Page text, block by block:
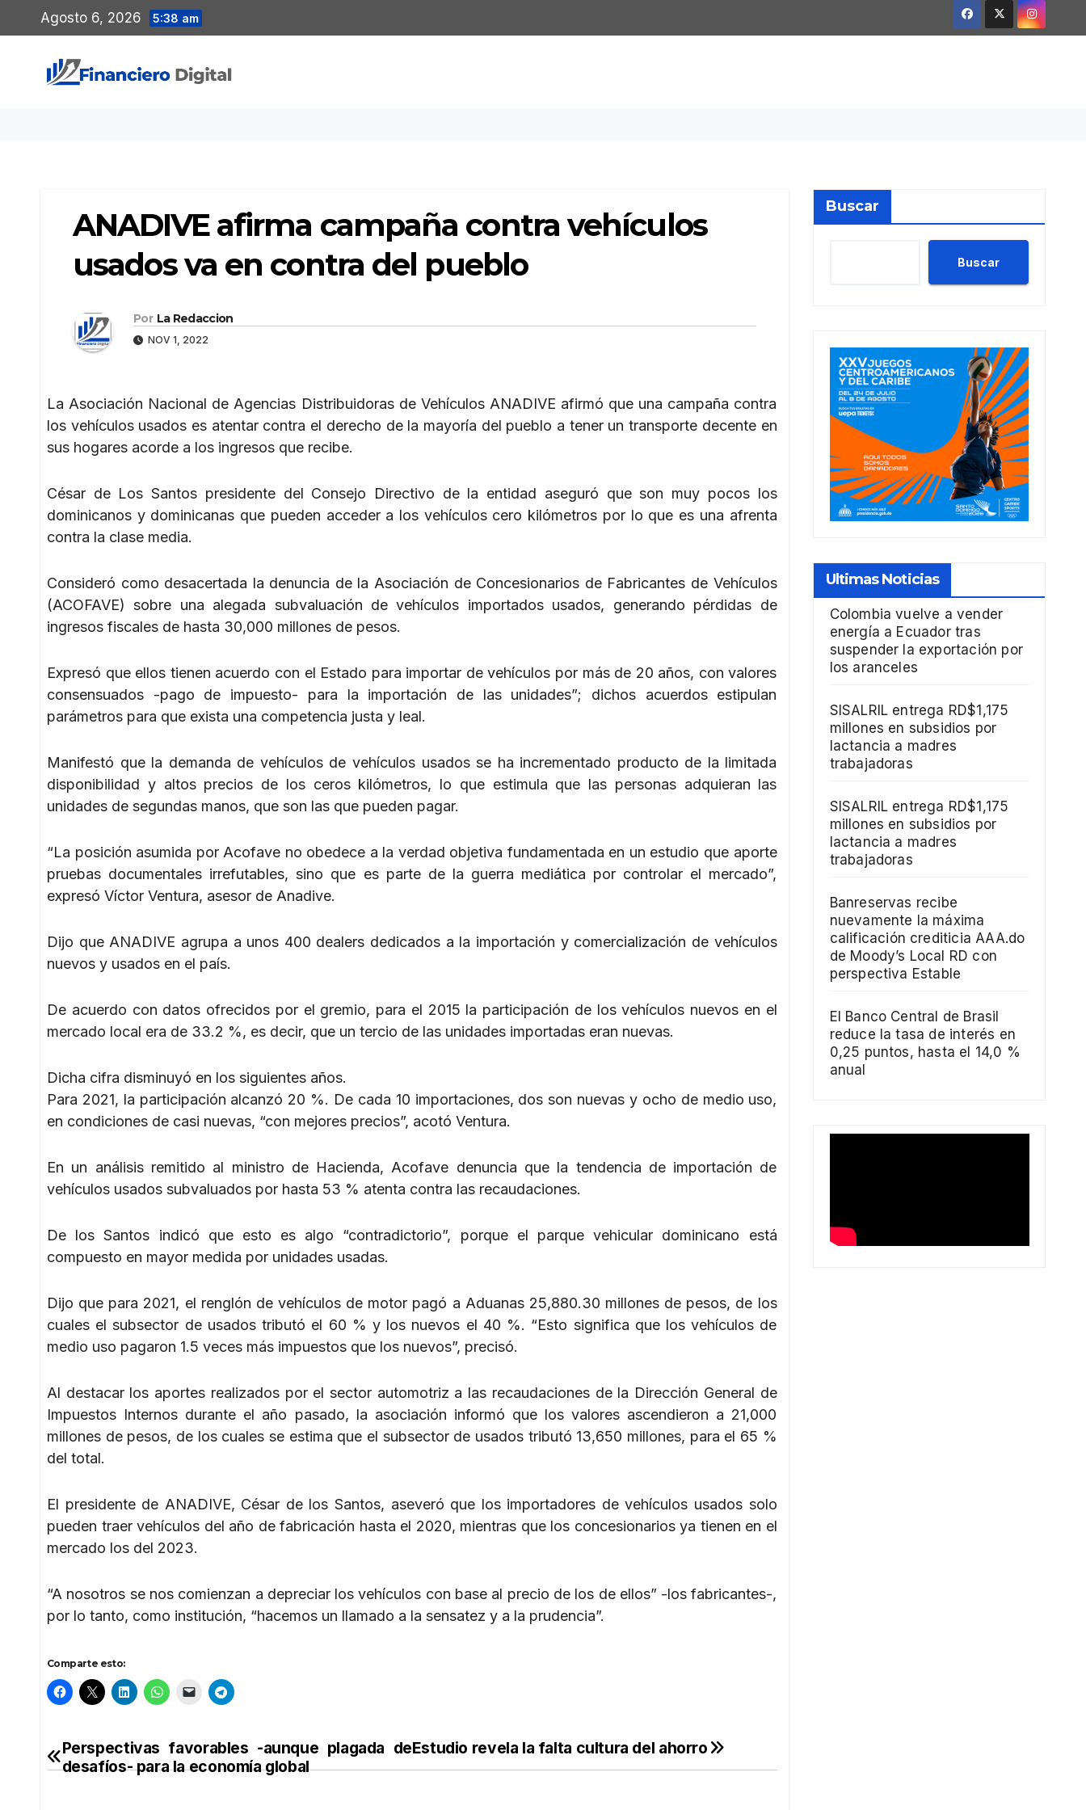
al
contenido
Agosto 6, 2026 5:38 am
ANADIVE afirma campaña contra vehículos
usados va en contra del pueblo
Por La Redaccion
NOV 1, 2022
La Asociación Nacional de Agencias Distribuidoras de Vehículos ANADIVE afirmó que una campaña contra
los vehículos usados es atentar contra el derecho de la mayoría del pueblo a tener un transporte decente en
sus hogares acorde a los ingresos que recibe.
César de Los Santos presidente del Consejo Directivo de la entidad aseguró que son muy pocos los
dominicanos y dominicanas que pueden acceder a los vehículos cero kilómetros por lo que es una afrenta
contra la clase media.
Consideró como desacertada la denuncia de la Asociación de Concesionarios de Fabricantes de Vehículos
(ACOFAVE) sobre una alegada subvaluación de vehículos importados usados, generando pérdidas de
ingresos fiscales de hasta 30,000 millones de pesos.
Expresó que ellos tienen acuerdo con el Estado para importar de vehículos por más de 20 años, con valores
consensuados -pago de impuesto- para la importación de las unidades”; dichos acuerdos estipulan
parámetros para que exista una competencia justa y leal.
Manifestó que la demanda de vehículos de vehículos usados se ha incrementado producto de la limitada
disponibilidad y altos precios de los ceros kilómetros, lo que estimula que las personas adquieran las
unidades de segundas manos, que son las que pueden pagar.
“La posición asumida por Acofave no obedece a la verdad objetiva fundamentada en un estudio que aporte
pruebas documentales irrefutables, sino que es parte de la guerra mediática por controlar el mercado”,
expresó Víctor Ventura, asesor de Anadive.
Dijo que ANADIVE agrupa a unos 400 dealers dedicados a la importación y comercialización de vehículos
nuevos y usados en el país.
De acuerdo con datos ofrecidos por el gremio, para el 2015 la participación de los vehículos nuevos en el
mercado local era de 33.2 %, es decir, que un tercio de las unidades importadas eran nuevas.
Dicha cifra disminuyó en los siguientes años.
Para 2021, la participación alcanzó 20 %. De cada 10 importaciones, dos son nuevas y ocho de medio uso,
en condiciones de casi nuevas, “con mejores precios”, acotó Ventura.
En un análisis remitido al ministro de Hacienda, Acofave denuncia que la tendencia de importación de
vehículos usados subvaluados por hasta 53 % atenta contra las recaudaciones.
De los Santos indicó que esto es algo “contradictorio”, porque el parque vehicular dominicano está
compuesto en mayor medida por unidades usadas.
Dijo que para 2021, el renglón de vehículos de motor pagó a Aduanas 25,880.30 millones de pesos, de los
cuales el subsector de usados tributó el 60 % y los nuevos el 40 %. “Esto significa que los vehículos de
medio uso pagaron 1.5 veces más impuestos que los nuevos”, precisó.
Al destacar los aportes realizados por el sector automotriz a las recaudaciones de la Dirección General de
Impuestos Internos durante el año pasado, la asociación informó que los valores ascendieron a 21,000
millones de pesos, de los cuales se estima que el subsector de usados tributó 13,650 millones, para el 65 %
del total.
El presidente de ANADIVE, César de los Santos, aseveró que los importadores de vehículos usados solo
pueden traer vehículos del año de fabricación hasta el 2020, mientras que los concesionarios ya tienen en el
mercado los del 2023.
“A nosotros se nos comienzan a depreciar los vehículos con base al precio de los de ellos” -los fabricantes-,
por lo tanto, como institución, “hacemos un llamado a la sensatez y a la prudencia”.
Comparte esto:
Navegación
Estudio revela la falta cultura del ahorro
Perspectivas favorables -aunque plagada de
desafíos- para la economía global
Buscar
Buscar
Ultimas Noticias
Colombia vuelve a vender
energía a Ecuador tras
suspender la exportación por
los aranceles
SISALRIL entrega RD$1,175
millones en subsidios por
lactancia a madres
trabajadoras
SISALRIL entrega RD$1,175
millones en subsidios por
lactancia a madres
trabajadoras
Banreservas recibe
nuevamente la máxima
calificación crediticia AAA.do
de Moody’s Local RD con
perspectiva Estable
El Banco Central de Brasil
reduce la tasa de interés en
0,25 puntos, hasta el 14,0 %
anual